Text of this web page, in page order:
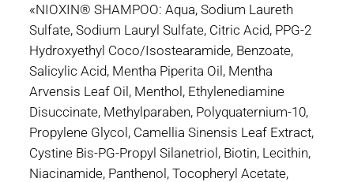
«NIOXIN® SHAMPOO: Aqua, Sodium Laureth
Sulfate, Sodium Lauryl Sulfate, Citric Acid, PPG-2
Hydroxyethyl Coco/Isostearamide, Benzoate,
Salicylic Acid, Mentha Piperita Oil, Mentha
Arvensis Leaf Oil, Menthol, Ethylenediamine
Disuccinate, Methylparaben, Polyquaternium-10,
Propylene Glycol, Camellia Sinensis Leaf Extract,
Cystine Bis-PG-Propyl Silanetriol, Biotin, Lecithin,
Niacinamide, Panthenol, Tocopheryl Acetate,